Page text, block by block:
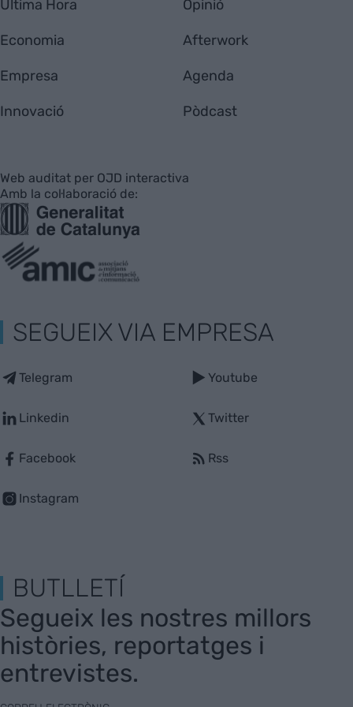
Última Hora
Economia
Empresa
Innovació
Opinió
Afterwork
Agenda
Pòdcast
Web auditat per OJD interactiva
Amb la col·laboració de:
SEGUEIX VIA EMPRESA
Telegram
Linkedin
Facebook
Instagram
Youtube
Twitter
Rss
BUTLLETÍ
Segueix les nostres millors
històries, reportatges i
entrevistes.